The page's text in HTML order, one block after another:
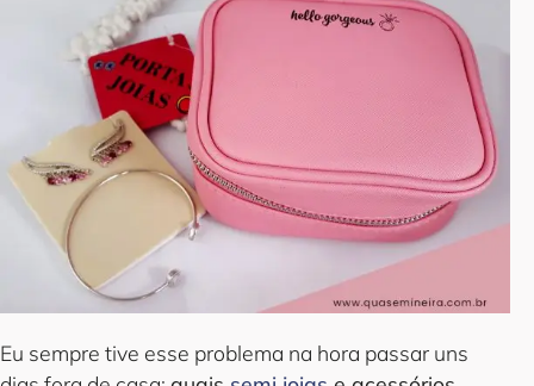
Eu sempre tive esse problema na hora passar uns